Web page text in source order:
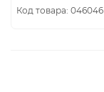
Код товара: 046046